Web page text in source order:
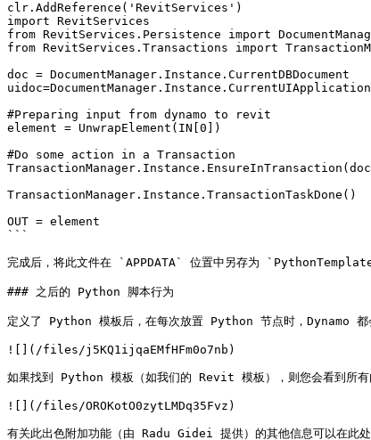
clr.AddReference('RevitServices')
import RevitServices
from RevitServices.Persistence import
from RevitServices.Transactions import
doc = DocumentManager.Instance.CurrentDBDocument
#Preparing input from dynamo to revit
element = UnwrapElement(IN[0])
#Do some action in a Transaction
TransactionManager.Instance.TransactionTaskDone()
OUT = element
```
完成后，将此文件在 `APPDATA` 位置中另存为
### 之后的 Python 脚本行为
定义了 Python 模板后，在每次放置 Python 节点时，Dynamo 都
![](/files/j5KQ1ijqaEMfHFm0o7nb)
如果找到 Python 模板（如我们的 Revit 模板），则您会看到所有
![](/files/OROKotO0zytLMDq35Fvz)